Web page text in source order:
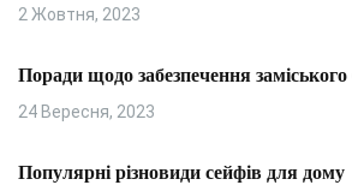
2 Жовтня, 2023
Поради щодо забезпечення
24 Вересня, 2023
Популярні різновиди сейфів для дому